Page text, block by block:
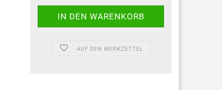
AUF DEN MERKZETTEL